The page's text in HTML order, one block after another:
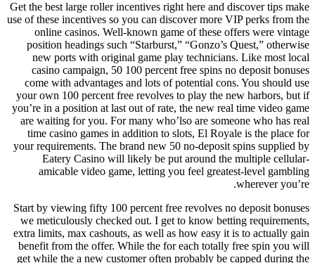
Get the best large roller incentives right here and discover tips make
use of these incentives so you can discover more VIP perks from the
online casinos. Well-known game of these offers were vintage
position headings such “Starburst,” “Gonzo’s Quest,” otherwise
new ports with original game play technicians. Like most local
casino campaign, 50 100 percent free spins no deposit bonuses
come with advantages and lots of potential cons. You should use
your own 100 percent free revolves to play the new harbors, but if
you’re in a position at last out of rate, the new real time video game
are waiting for you. For many who’lso are someone who has real
time casino games in addition to slots, El Royale is the place for
your requirements. The brand new 50 no-deposit spins supplied by
Eatery Casino will likely be put around the multiple cellular-
amicable video game, letting you feel greatest-level gambling
wherever you’re.
Start by viewing fifty 100 percent free revolves no deposit bonuses
we meticulously checked out. I get to know betting requirements,
extra limits, max cashouts, as well as how easy it is to actually gain
benefit from the offer. While the for each totally free spin you will
get while the a new customer often probably be capped during the